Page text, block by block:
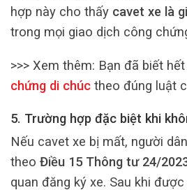
hợp này cho thấy cavet xe là
trong mọi giao dịch công
>>> Xem thêm: Bạn đã biết
chứng di chúc theo đúng luật
5. Trường hợp đặc biệt khi
Nếu cavet xe bị mất, người
theo Điều 15 Thông tư 24/
quan đăng ký xe. Sau khi